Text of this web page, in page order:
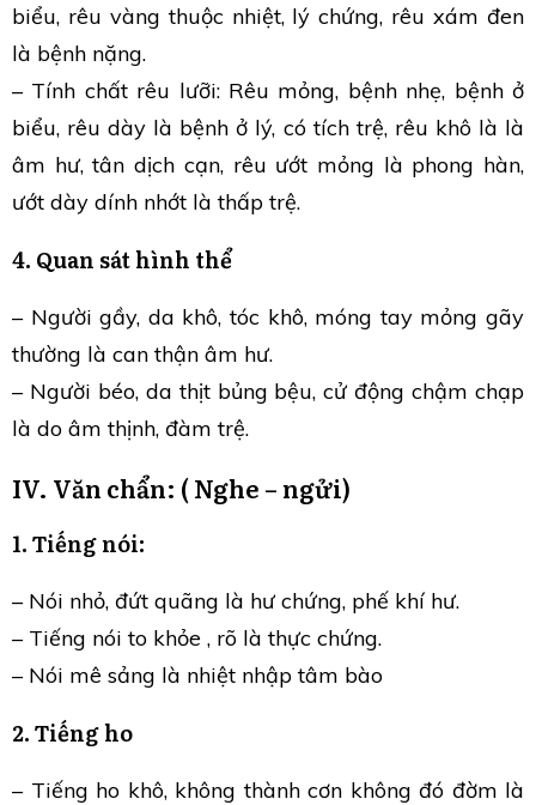
biểu, rêu vàng thuộc nhiệt, lý chứng, rêu xám đen
là bệnh nặng.
– Tính chất rêu lưỡi: Rêu mỏng, bệnh nhẹ, bệnh ở
biểu, rêu dày là bệnh ở lý, có tích trệ, rêu khô là là
âm hư, tân dịch cạn, rêu ướt mỏng là phong hàn,
ướt dày dính nhớt là thấp trệ.
4. Quan sát hình thể
– Người gầy, da khô, tóc khô, móng tay mỏng gãy
thường là can thận âm hư.
– Người béo, da thịt bủng bệu, cử động chậm chạp
là do âm thịnh, đàm trệ.
IV. Văn chẩn: ( Nghe – ngửi)
1. Tiếng nói:
– Nói nhỏ, đứt quãng là hư chứng, phế khí hư.
– Tiếng nói to khỏe , rõ là thực chứng.
– Nói mê sảng là nhiệt nhập tâm bào
2. Tiếng ho
– Tiếng ho khô, không thành cơn không đó đờm là